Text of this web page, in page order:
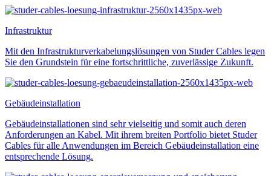
Infrastruktur
Mit den Infrastrukturverkabelungslösungen von Studer Cables legen
Sie den Grundstein für eine fortschrittliche, zuverlässige Zukunft.
Gebäude­installation
Gebäudeinstallationen sind sehr vielseitig und somit auch deren
Anforderungen an Kabel. Mit ihrem breiten Portfolio bietet Studer
Cables für alle Anwendungen im Bereich Gebäudeinstallation eine
entsprechende Lösung.